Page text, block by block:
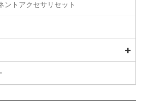
ントアクセサリセット